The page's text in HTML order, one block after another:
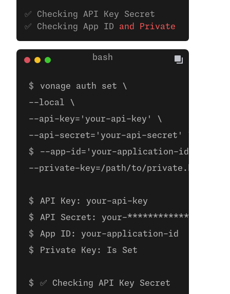
✅ Checking API Key Secret
✅ Checking App ID and Private
vonage auth set \
--local \
--api-key='your-api-key' \
--api-secret='your-api-secret' \
--app-id='your-application-id' \
--private-key=/path/to/private.key
API Key: your-api-key
API Secret: your-**************
App ID: your-application-id
Private Key: Is Set
✅ Checking API Key Secret